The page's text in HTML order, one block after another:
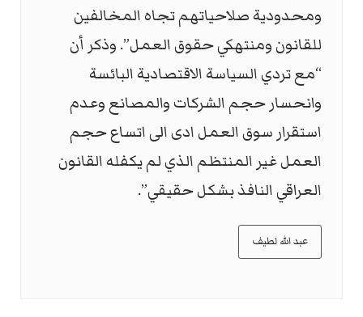
ومحدودية صلاحياتهم تجاه المخالفين
للقانون ومنتهكي حقوق العمل”. وذكر أن
“مع تردي السياسة الاقتصادية البائسة
وانحسار حجم الشركات والمصانع وعدم
استقرار سوق العمل ادى الى اتساع حجم
العمل غير المنتظم الذي لم يكفله القانون
العراقي النافذ بشكل حقيقي”.
عبد الله لطيف